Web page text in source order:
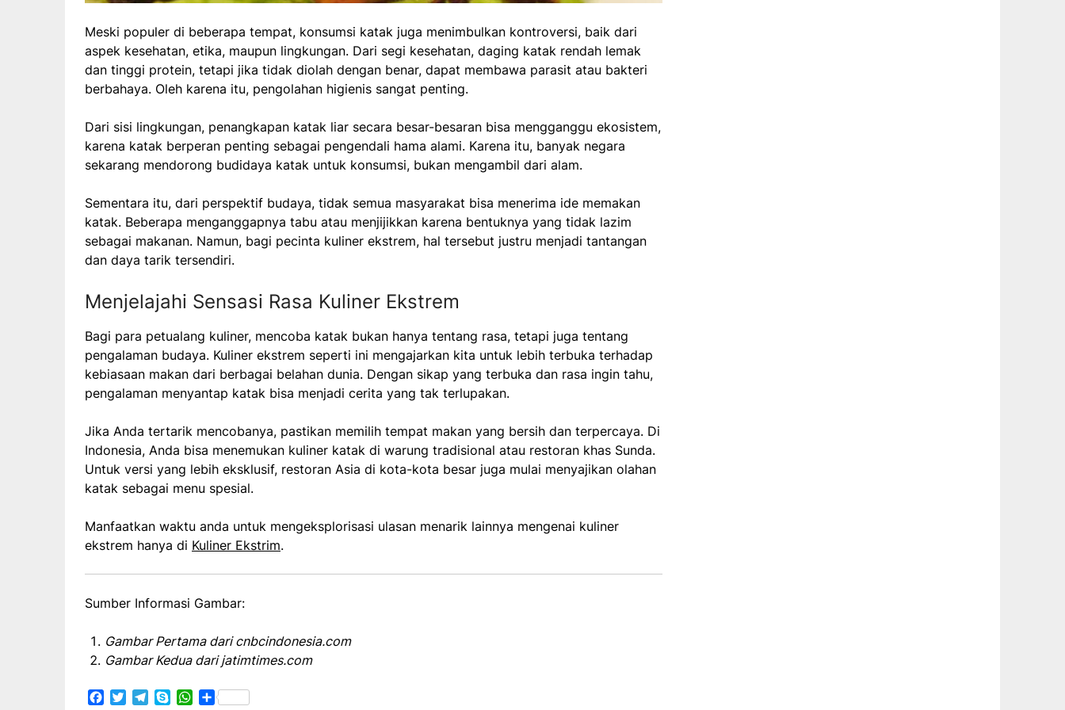
Meski populer di beberapa tempat, konsumsi katak juga menimbulkan kontroversi, baik dari
aspek kesehatan, etika, maupun lingkungan. Dari segi kesehatan, daging katak rendah lemak
dan tinggi protein, tetapi jika tidak diolah dengan benar, dapat membawa parasit atau bakteri
berbahaya. Oleh karena itu, pengolahan higienis sangat penting.
Dari sisi lingkungan, penangkapan katak liar secara besar-besaran bisa mengganggu ekosistem,
karena katak berperan penting sebagai pengendali hama alami. Karena itu, banyak negara
sekarang mendorong budidaya katak untuk konsumsi, bukan mengambil dari alam.
Sementara itu, dari perspektif budaya, tidak semua masyarakat bisa menerima ide memakan
katak. Beberapa menganggapnya tabu atau menjijikkan karena bentuknya yang tidak lazim
sebagai makanan. Namun, bagi pecinta kuliner ekstrem, hal tersebut justru menjadi tantangan
dan daya tarik tersendiri.
Menjelajahi Sensasi Rasa Kuliner Ekstrem
Bagi para petualang kuliner, mencoba katak bukan hanya tentang rasa, tetapi juga tentang
pengalaman budaya. Kuliner ekstrem seperti ini mengajarkan kita untuk lebih terbuka terhadap
kebiasaan makan dari berbagai belahan dunia. Dengan sikap yang terbuka dan rasa ingin tahu,
pengalaman menyantap katak bisa menjadi cerita yang tak terlupakan.
Jika Anda tertarik mencobanya, pastikan memilih tempat makan yang bersih dan terpercaya. Di
Indonesia, Anda bisa menemukan kuliner katak di warung tradisional atau restoran khas Sunda.
Untuk versi yang lebih eksklusif, restoran Asia di kota-kota besar juga mulai menyajikan olahan
katak sebagai menu spesial.
Manfaatkan waktu anda untuk mengeksplorisasi ulasan menarik lainnya mengenai kuliner
ekstrem hanya di Kuliner Ekstrim.
Sumber Informasi Gambar:
Gambar Pertama dari cnbcindonesia.com
Gambar Kedua dari jatimtimes.com
Facebook
TwitterTelegram
SkypeWhatsApp
Share